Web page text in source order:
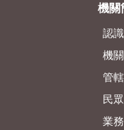
機關
認
機
管
民
業